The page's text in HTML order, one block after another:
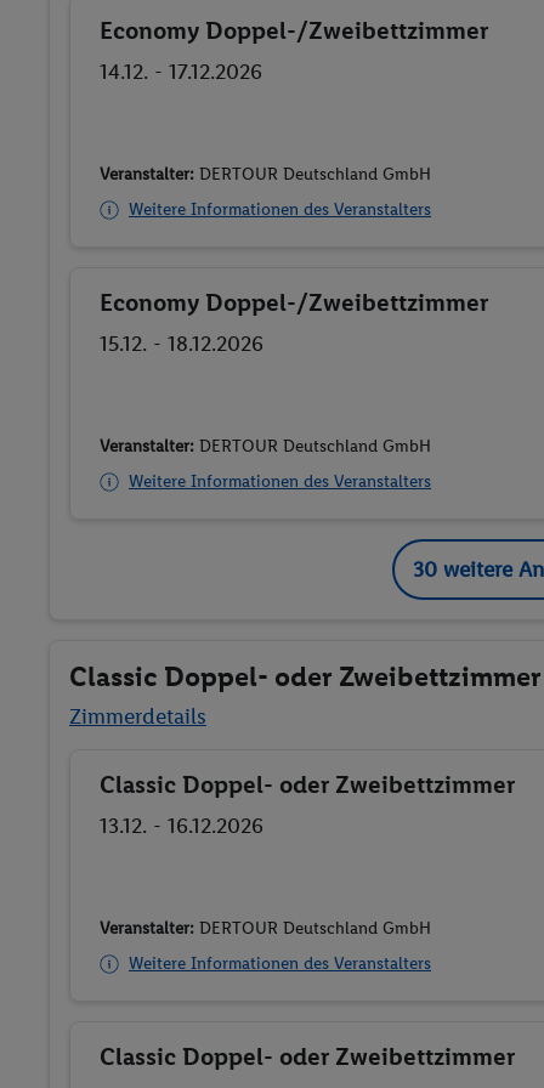
Buchen
Economy Doppel-/Zweibettzimmer
14.12. - 17.12.2026
Veranstalter: DERTOUR Deutschland GmbH
Weitere Informationen des Veranstalters
Buchen
Economy Doppel-/Zweibettzimmer
15.12. - 18.12.2026
Veranstalter: DERTOUR Deutschland GmbH
Weitere Informationen des Veranstalters
30 weitere
Classic Doppel- oder Zweibettzimmer
Zimmerdetails
Buchen
Classic Doppel- oder Zweibettzimmer
13.12. - 16.12.2026
Veranstalter: DERTOUR Deutschland GmbH
Weitere Informationen des Veranstalters
Buchen
Classic Doppel- oder Zweibettzimmer